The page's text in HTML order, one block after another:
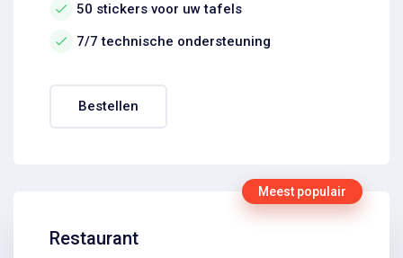
50 stickers voor uw tafels
7/7 technische ondersteuning
Bestellen
Restaurant
Meest populair